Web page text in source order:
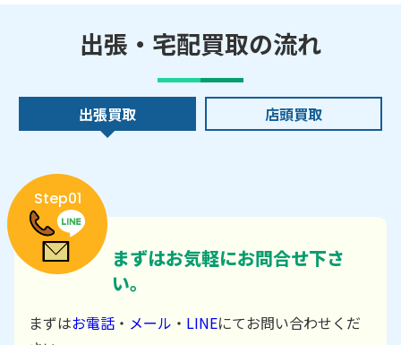
出張・宅配買取の流れ
出張買取 店頭買取
Step01
まずはお気軽にお問合せ下さ
い。
まずはお電話 ・ メール ・ LINEにてお問い合わせくだ